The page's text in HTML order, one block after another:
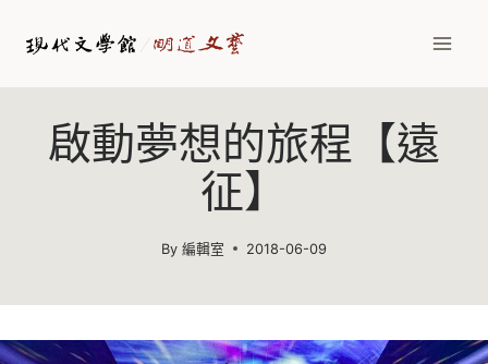
啟動夢想的旅程【遠
征】
By 編輯室 2018-06-09